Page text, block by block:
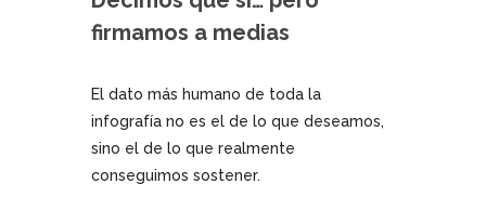
firmamos a medias
El dato más humano de toda la
infografía no es el de lo que deseamos,
sino el de lo que realmente
conseguimos sostener.